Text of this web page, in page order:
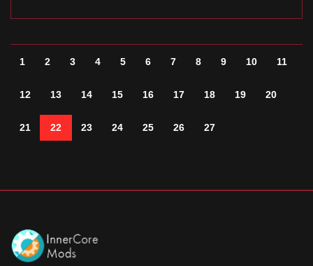
1 2 3 4 5 6 7 8 9 10 11
12 13 14 15 16 17 18 19 20
21 22 23 24 25 26 27